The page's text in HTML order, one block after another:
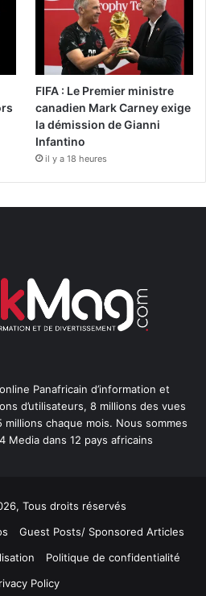
FIFA : Le Premier ministre
canadien Mark Carney exige
la démission de Gianni
Infantino
il y a 18 heures
Panafricain d’information et
d’utilisateurs, 8 millions des vues
chaque mois. Nous sommes
Media dans 12 pays africains
Tous droits réservés
Guest Posts/ Sponsored Articles
Politique de confidentialité
Policy